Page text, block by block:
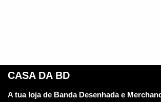
CASA DA BD
A tua loja de Banda Desenhada e